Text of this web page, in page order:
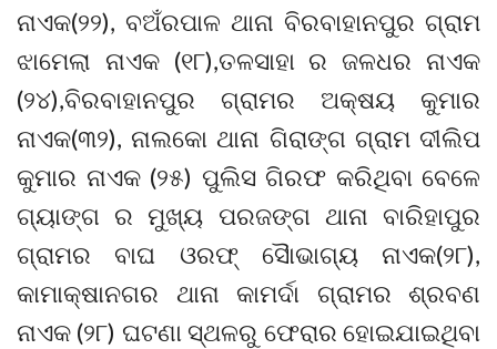
ନାଏକ(୨୨), ବଅଁରପାଳ ଥାନା ବିରବାହାନପୁର ଗ୍ରାମ
ଝାମେଲା ନାଏକ (୧୮),ତଳସାହା ର ଜଳଧର ନାଏକ
(୨୪),ବିରବାହାନପୁର ଗ୍ରାମର ଅକ୍ଷୟ କୁମାର
ନାଏକ(୩୨), ନାଲକୋ ଥାନା ଗିରାଙ୍ଗ ଗ୍ରାମ ଦୀଲିପ
କୁମାର ନାଏକ (୨୫) ପୁଲିସ ଗିରଫ କରିଥିବା ବେଳେ
ଗ୍ୟାଙ୍ଗ ର ମୁଖ୍ୟ ପରଜଙ୍ଗ ଥାନା ବାରିହାପୁର
ଗ୍ରାମର ବାଘ ଓରଫ୍ ସୈାଭାଗ୍ୟ ନାଏକ(୨୮),
କାମାକ୍ଷାନଗର ଥାନା କାମର୍ଦା ଗ୍ରାମର ଶ୍ରବଣ
ନାଏକ (୨୮) ଘଟଣା ସ୍ଥଳରୁ ଫେରାର ହୋଇଯାଇଥିବା